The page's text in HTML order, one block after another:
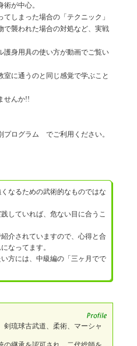
が中心。
しまった場合の「テクニック」
で襲われた場合の対処など、実戦
護身用具の使い方が動画でご覧い
に通うのと同じ感覚で学ぶこと
せんか!!
ログラム でご利用ください。
なるための武術的なものではな
していれば、危ない目に合うこ
介されていますので、心得と合
なってます。
方には、中級編の「三ヶ月でで
琉球古武道、柔術、マーシャ